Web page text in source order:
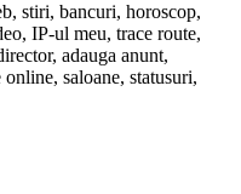
stiri, bancuri, horoscop,
IP-ul meu, trace route,
adauga anunt,
saloane, statusuri,